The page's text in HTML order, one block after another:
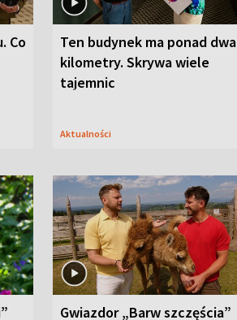
Co
Ten budynek ma ponad dwa
kilometry. Skrywa wiele
tajemnic
Aktualności
Gwiazdor „Barw szczęścia”